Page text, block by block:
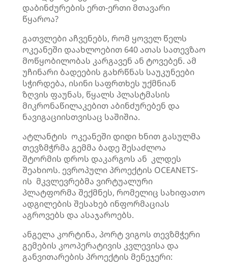
დაბინძურების ერთ-ერთი მთავარი
წყაროა?
გათვლები აჩვენებს, რომ ყოველ წელს
ოკეანეში დაახლოებით 640 ათას სათევზაო
მოწყობილობას კარგავენ ან ტოვებენ. ამ
უჩინარი ბადეების გახრწნას საუკუნეები
სჭირდება, ისინი საფრთხეს უქმნიან
ზღვის ფაუნას, წყალს პლასტმასის
მიკრონაწილაკებით აბინძურებენ და
ნავიგაციისთვისაც საშიშია.
ატლანტის ოკეანეში დიდი ხნით გასულმა
თევზმჭრმა გემმა ბადე შესაძლოა
შტორმის დროს დაკარგოს ან კლდეს
შეახიოს. ევროპული პროექტის OCEANETS-
ის მკვლევრებმა ვირტუალური
პლატფორმა შექმნეს, რომელიც სახიფათო
ადგილების შესახებ ინფორმაციას
აგროვებს და ასაჯაროებს.
ანგელა კორტინა, პორტ ვიგოს თევზმჭერი
გემების კოოპერატივის კვლევისა და
განვითარების პროექტის მენეჯერი: